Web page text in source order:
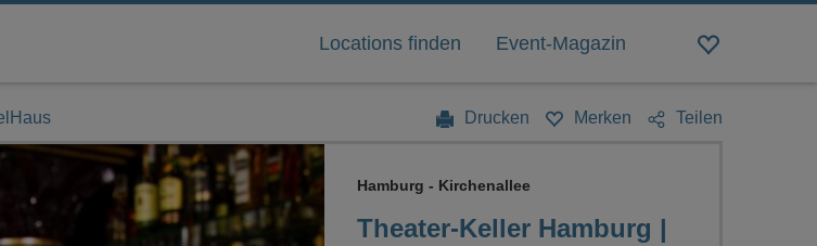
Locations finden Event-Magazin
Drucken Merken Teilen
Theater-Keller Hamburg |
Hamburg - Kirchenallee